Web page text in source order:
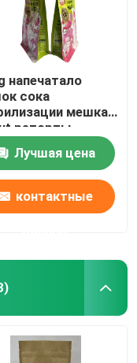
напечатало
сока
мешка
реторты
нижний
Лучшая цена
контактные